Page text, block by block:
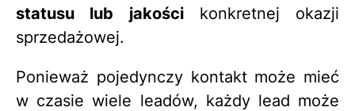
statusu lub jakościkonkretnej okazji
sprzedażowej.
Ponieważ pojedynczy kontakt może mieć
w czasie wiele leadów, każdy lead może